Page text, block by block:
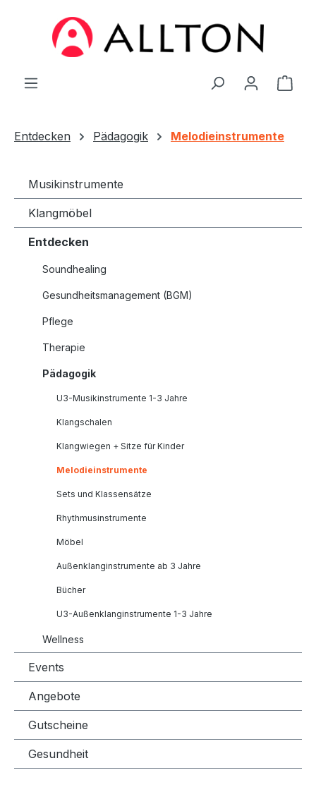
Zum Hauptinhalt springen
Entdecken Pädagogik Melodieinstrumente
Musikinstrumente
Klangmöbel
Entdecken
Soundhealing
Gesundheitsmanagement (BGM)
Pflege
Therapie
Pädagogik
U3-Musikinstrumente 1-3 Jahre
Klangschalen
Klangwiegen + Sitze für Kinder
Melodieinstrumente
Sets und Klassensätze
Rhythmusinstrumente
Möbel
Außenklanginstrumente ab 3 Jahre
Bücher
U3-Außenklanginstrumente 1-3 Jahre
Wellness
Events
Angebote
Gutscheine
Gesundheit